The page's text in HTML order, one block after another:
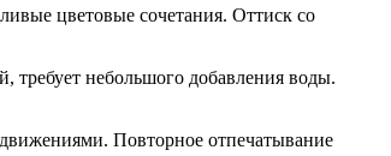
цветовые сочетания. Оттиск со
требует небольшого добавления воды.
Повторное отпечатывание